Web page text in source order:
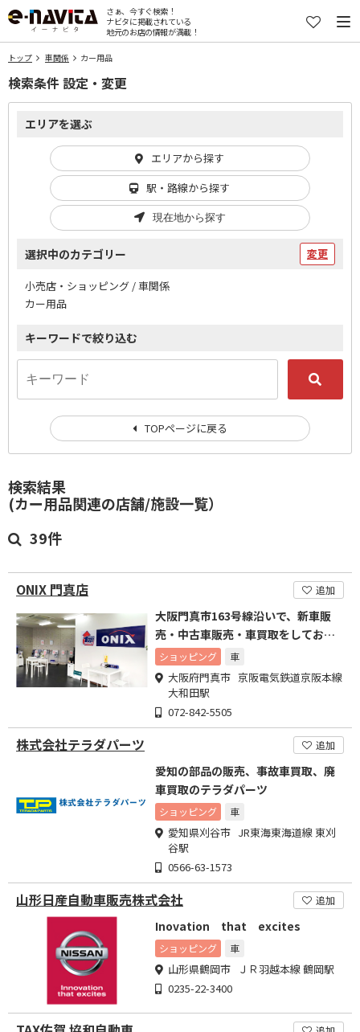
さぁ、今すぐ検索！
ナビタに掲載されている
地元のお店の情報が満載！
トップ 車関係 カー用品
検索結果
(カー用品関連の店舗/施設一覧）
39件
ONIX 門真店 追加
大阪門真市163号線沿いで、新車販
売・中古車販売・車買取をしており
ます。
ショッピング 車
大阪府門真市 京阪電気鉄道京阪本線
大和田駅
072-842-5505
株式会社テラダパーツ 追加
愛知の部品の販売、事故車買取、廃
車買取のテラダパーツ
ショッピング 車
愛知県刈谷市 JR東海東海道線 東刈
谷駅
0566-63-1573
山形日産自動車販売株式会社 追加
Inovation that excites
ショッピング 車
山形県鶴岡市 ＪＲ羽越本線 鶴岡駅
0235-22-3400
検索条件 設定・変更
エリアを選ぶ
エリアから探す
駅・路線から探す
現在地から探す
選択中のカテゴリー 変更
小売店・ショッピング / 車関係
カー用品
キーワードで絞り込む
TOPページに戻る